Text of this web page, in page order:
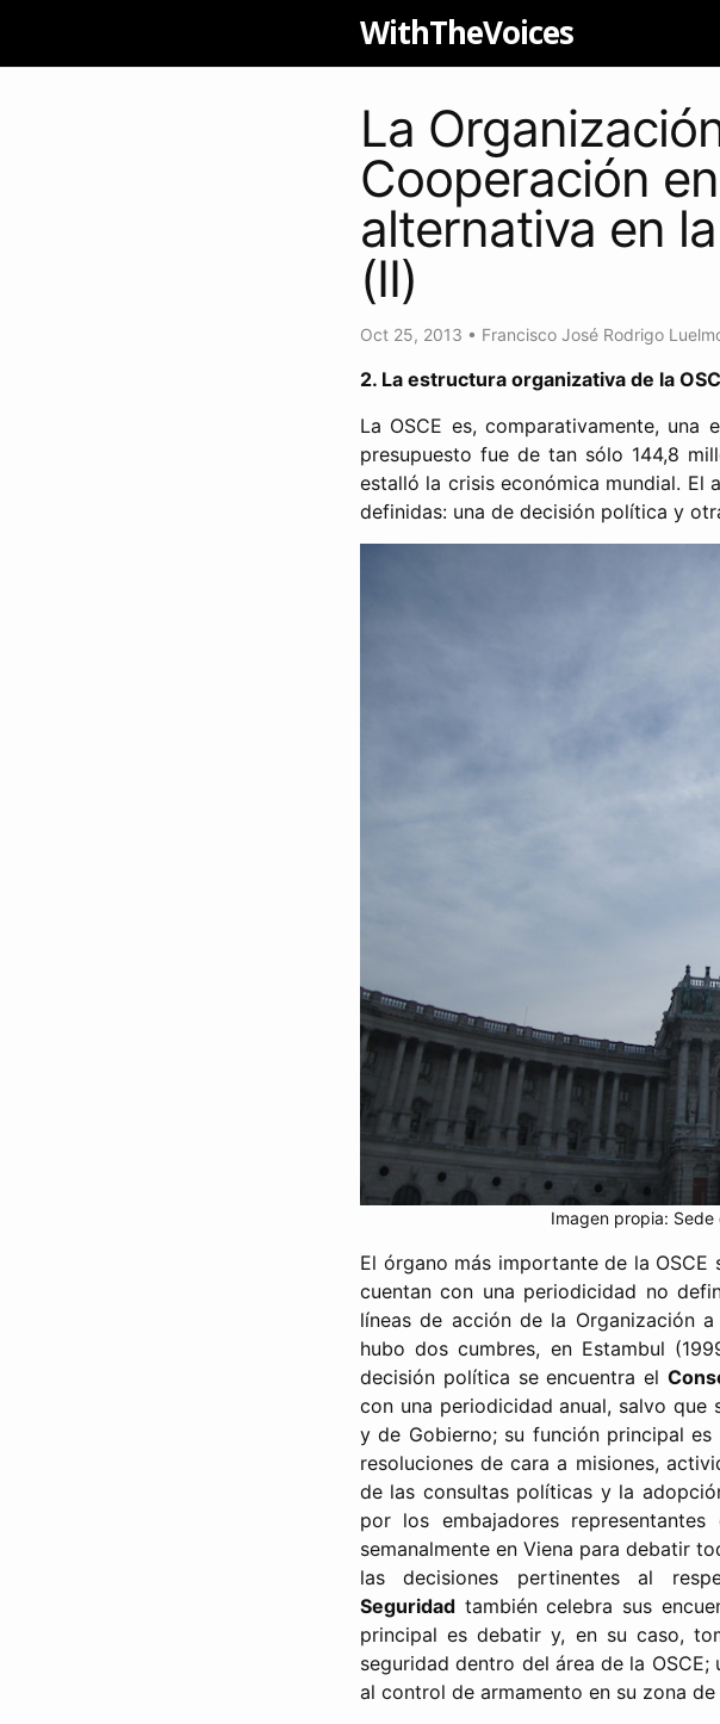
WithTheVoices
La
Cooperación
alternativa en
(II)
Oct 25, 2013 • Francisco José Rodrigo
2. La estructura organizativa de la
La OSCE es, comparativamente, una
presupuesto fue de tan sólo 144,8
estalló la crisis económica mundial.
definidas: una de decisión política y
Imagen propia: Sede
El órgano más importante de la OSCE
cuentan con una periodicidad no
líneas de acción de la Organización
hubo dos cumbres, en Estambul
decisión política se encuentra el
con una periodicidad anual, salvo que
y de Gobierno; su función principal
resoluciones de cara a misiones,
de las consultas políticas y la
por los embajadores
semanalmente en Viena para debatir
las decisiones pertinentes al
Seguridad también celebra sus
principal es debatir y, en su caso,
seguridad dentro del área de la
al control de armamento en su zona de